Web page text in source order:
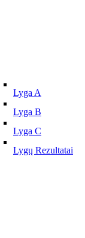
Lyga A
Lyga B
Lyga C
Lygų Rezultatai